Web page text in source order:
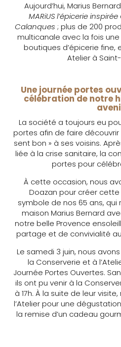
Aujourd’hui, Marius Bernard
MARiUS l’épicerie inspirée
Calanques ; plus de 200
multicanale avec la fois une
boutiques d’épicerie fine,
Atelier à
Une journée portes
célébration de notre
La société a toujours eu
portes afin de faire découvrir
sent bon » à ses voisins.
liée à la crise sanitaire, la
portes pour
À cette occasion, nous
Doazan pour créer
symbole de nos 65 ans,
maison Marius Bernard
notre belle Provence
partage et de convivialité
Le samedi 3 juin, nous
la Conserverie et à
Journée Portes Ouvertes.
ils ont pu venir à la
à 17h. À la suite de leur
l’Atelier pour une
la remise d’un cadeau